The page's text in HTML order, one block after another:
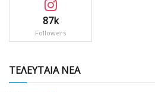
87k
Followers
ΤΕΛΕΥΤΑΙΑ ΝΕΑ